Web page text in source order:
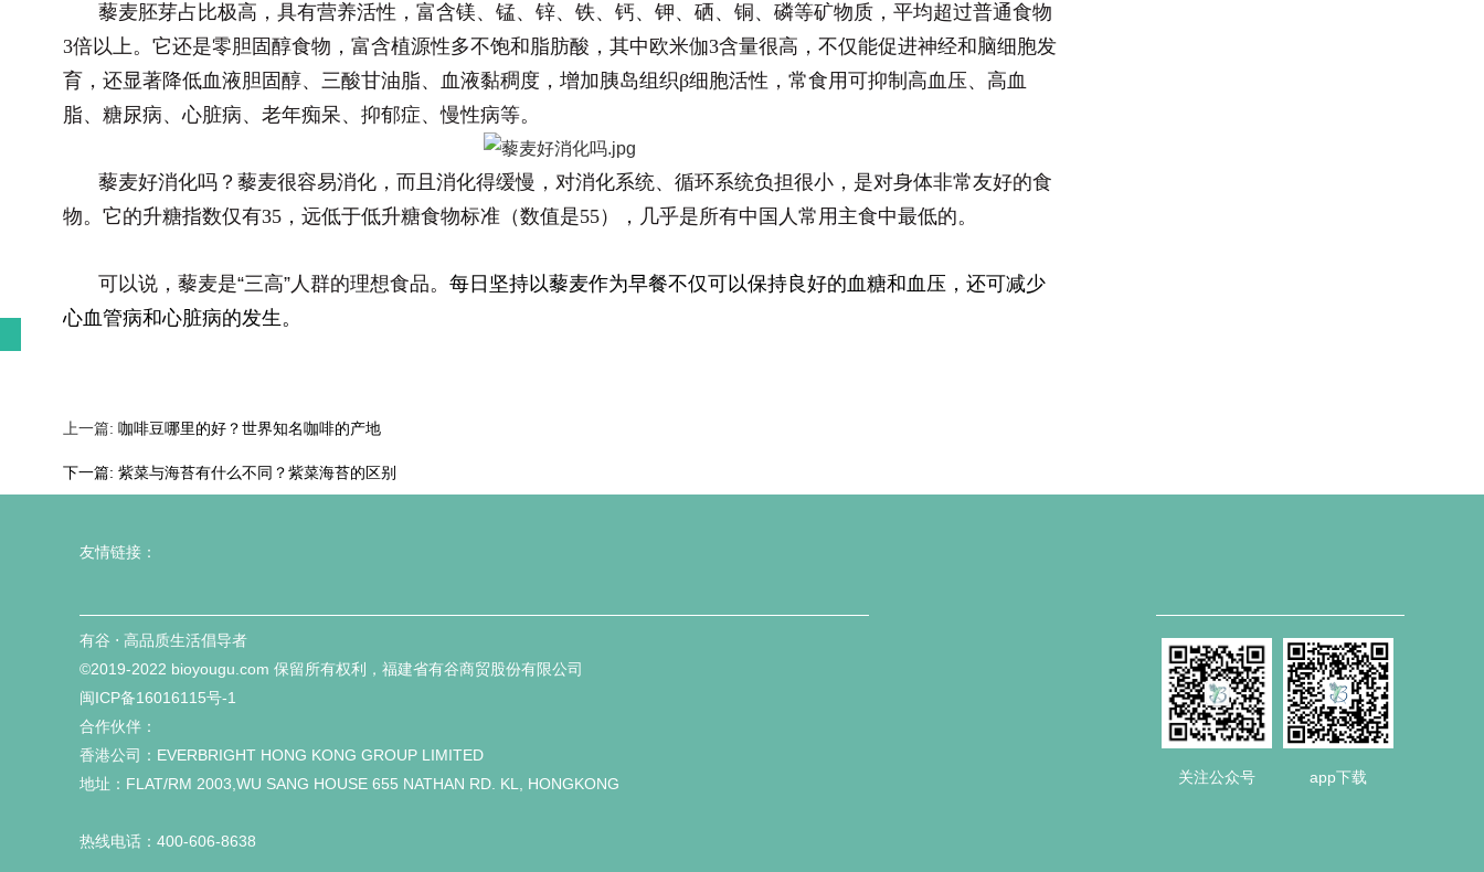
藜麦胚芽占比极高，具有营养活性，富含镁、锰、锌、铁、钙、钾、硒、铜、磷等矿物质，平均超过普通食物
3倍以上。它还是零胆固醇食物，富含植源性多不饱和脂肪酸，其中欧米伽3含量很高，不仅能促进神经和脑细胞发
育，还显著降低血液胆固醇、三酸甘油脂、血液黏稠度，增加胰岛组织β细胞活性，常食用可抑制高血压、高血
脂、糖尿病、心脏病、老年痴呆、抑郁症、慢性病等。
藜麦好消化吗？藜麦很容易消化，而且消化得缓慢，对消化系统、循环系统负担很小，是对身体非常友好的食
物。它的升糖指数仅有35，远低于低升糖食物标准（数值是55），几乎是所有中国人常用主食中最低的。
可以说，藜麦是“三高”人群的理想食品。 每日坚持以藜麦作为早餐不仅可以保持良好的血糖和血压，还可减少
心血管病和心脏病的发生。
上一篇: 咖啡豆哪里的好？世界知名咖啡的产地
下一篇: 紫菜与海苔有什么不同？紫菜海苔的区别
友情链接：
有谷 ⋅ 高品质生活倡导者
©2019-2022 bioyougu.com 保留所有权利，福建省有谷商贸股份有限公司
闽ICP备16016115号-1
合作伙伴：
香港公司：EVERBRIGHT HONG KONG GROUP LIMITED
地址：FLAT/RM 2003,WU SANG HOUSE 655 NATHAN RD. KL, HONGKONG
热线电话：400-606-8638
关注公众号 app下载